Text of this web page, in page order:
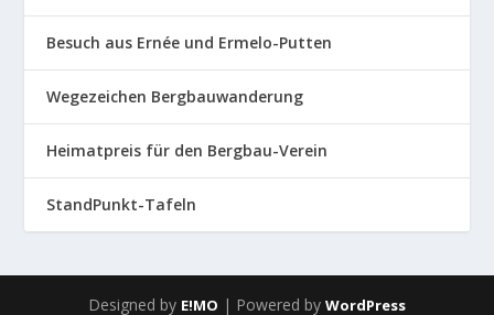
Besuch aus Ernée und Ermelo-Putten
Wegezeichen Bergbauwanderung
Heimatpreis für den Bergbau-Verein
StandPunkt-Tafeln
Designed by E!MO | Powered by WordPress